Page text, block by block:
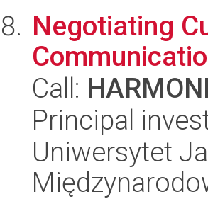
Negotiating
Call:
Principal
Uniwersytet